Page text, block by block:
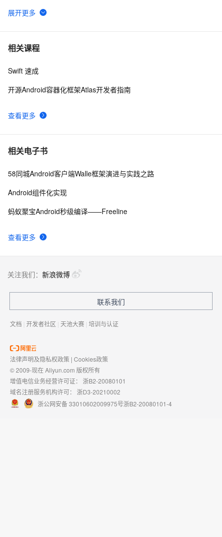
6 Android--简单的画画板实例代码
7 Android事件分发详解(五)——Touch事件传递验证
8 Android Socket与服务器通信通用Demo
相关课程
查看更多
Swift 速成
开源Android容器化框架Atlas开发者指南
相关电子书
查看更多
58同城Android客户端Walle框架演进与实践之路
Android组件化实现
蚂蚁聚宝Android秒级编译——Freeline
关注我们： 新浪微博
联系我们
文档 | 开发者社区 | 天池大赛 | 培训与认证
法律声明及隐私权政策 | Cookies政策
© 2009-现在 Aliyun.com 版权所有
增值电信业务经营许可证： 浙B2-20080101
域名注册服务机构许可： 浙D3-20210002
浙公网安备 33010602009975号浙B2-20080101-4